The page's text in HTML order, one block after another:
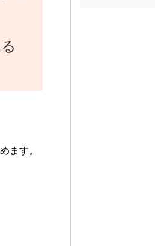
ます。